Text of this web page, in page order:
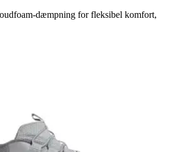
dæmpning for fleksibel komfort,